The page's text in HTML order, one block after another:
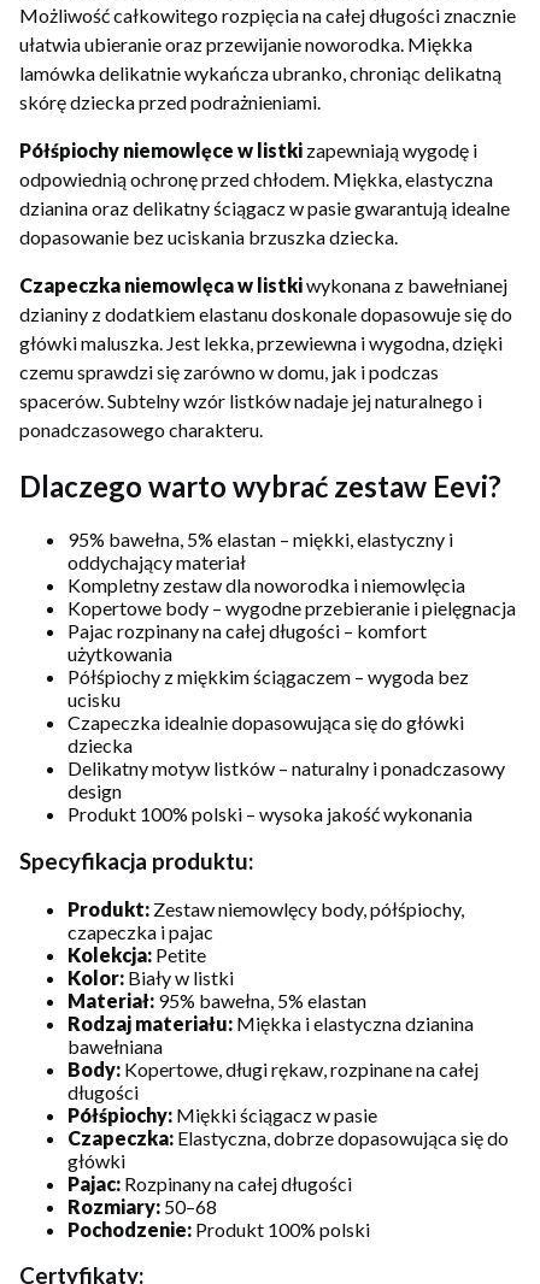
Możliwość całkowitego rozpięcia na całej długości znacznie
ułatwia ubieranie oraz przewijanie noworodka. Miękka
lamówka delikatnie wykańcza ubranko, chroniąc delikatną
skórę dziecka przed podrażnieniami.
Półśpiochy niemowlęce w listki zapewniają wygodę i
odpowiednią ochronę przed chłodem. Miękka, elastyczna
dzianina oraz delikatny ściągacz w pasie gwarantują idealne
dopasowanie bez uciskania brzuszka dziecka.
Czapeczka niemowlęca w listkiwykonana z bawełnianej
dzianiny z dodatkiem elastanu doskonale dopasowuje się do
główki maluszka. Jest lekka, przewiewna i wygodna, dzięki
czemu sprawdzi się zarówno w domu, jak i podczas
spacerów. Subtelny wzór listków nadaje jej naturalnego i
ponadczasowego charakteru.
Dlaczego warto wybrać zestaw Eevi?
95% bawełna, 5% elastan – miękki, elastyczny i
oddychający materiał
Kompletny zestaw dla noworodka i niemowlęcia
Kopertowe body – wygodne przebieranie i pielęgnacja
Pajac rozpinany na całej długości – komfort
użytkowania
Półśpiochy z miękkim ściągaczem – wygoda bez
ucisku
Czapeczka idealnie dopasowująca się do główki
dziecka
Delikatny motyw listków – naturalny i ponadczasowy
design
Produkt 100% polski – wysoka jakość wykonania
Specyfikacja produktu:
Produkt: Zestaw niemowlęcy body, półśpiochy,
czapeczka i pajac
Kolekcja: Petite
Kolor: Biały w listki
Materiał: 95% bawełna, 5% elastan
Rodzaj materiału: Miękka i elastyczna dzianina
bawełniana
Body: Kopertowe, długi rękaw, rozpinane na całej
długości
Półśpiochy: Miękki ściągacz w pasie
Czapeczka: Elastyczna, dobrze dopasowująca się do
główki
Pajac: Rozpinany na całej długości
Rozmiary: 50–68
Pochodzenie: Produkt 100% polski
Certyfikaty: